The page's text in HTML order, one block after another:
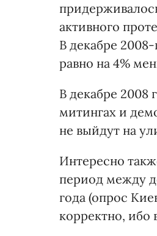
активного
В декабре
равно на 4%
В декабре 2008
митингах и
не выйдут на
Интересно
период между
года (опрос
корректно, ибо